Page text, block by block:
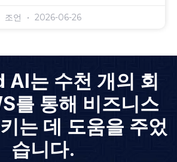
조언 2026-06-26
는 수천 개의 회
를 통해 비즈니스
는 데 도움을 주었
습니다.